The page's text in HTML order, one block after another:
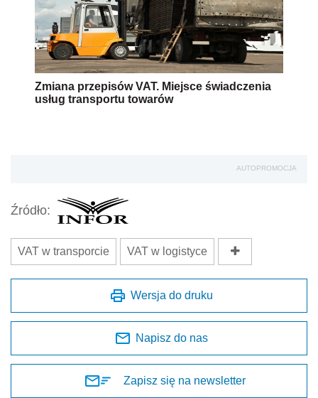
Zmiana przepisów VAT. Miejsce świadczenia
usług transportu towarów
AUTOPROMOCJA
Źródło:
VAT w transporcie VAT w logistyce
Wersja do druku
Napisz do nas
Zapisz się na newsletter